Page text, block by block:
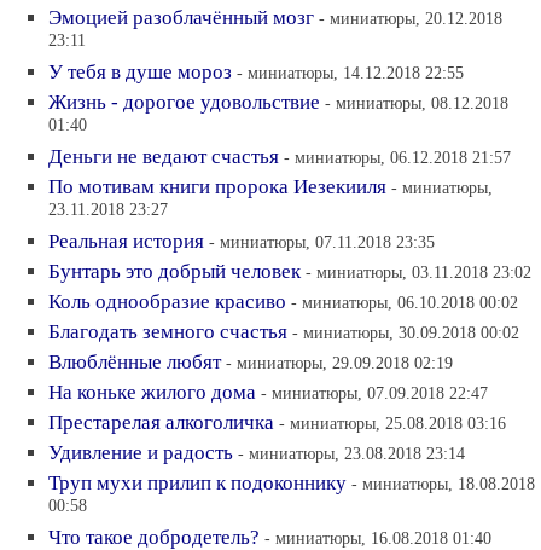
Эмоцией разоблачённый мозг - миниатюры, 20.12.2018
23:11
У тебя в душе мороз - миниатюры, 14.12.2018 22:55
Жизнь - дорогое удовольствие - миниатюры, 08.12.2018
01:40
Деньги не ведают счастья - миниатюры, 06.12.2018 21:57
По мотивам книги пророка Иезекииля - миниатюры,
23.11.2018 23:27
Реальная история - миниатюры, 07.11.2018 23:35
Бунтарь это добрый человек - миниатюры, 03.11.2018 23:02
Коль однообразие красиво - миниатюры, 06.10.2018 00:02
Благодать земного счастья - миниатюры, 30.09.2018 00:02
Влюблённые любят - миниатюры, 29.09.2018 02:19
На коньке жилого дома - миниатюры, 07.09.2018 22:47
Престарелая алкоголичка - миниатюры, 25.08.2018 03:16
Удивление и радость - миниатюры, 23.08.2018 23:14
Труп мухи прилип к подоконнику - миниатюры, 18.08.2018
00:58
Что такое добродетель? - миниатюры, 16.08.2018 01:40